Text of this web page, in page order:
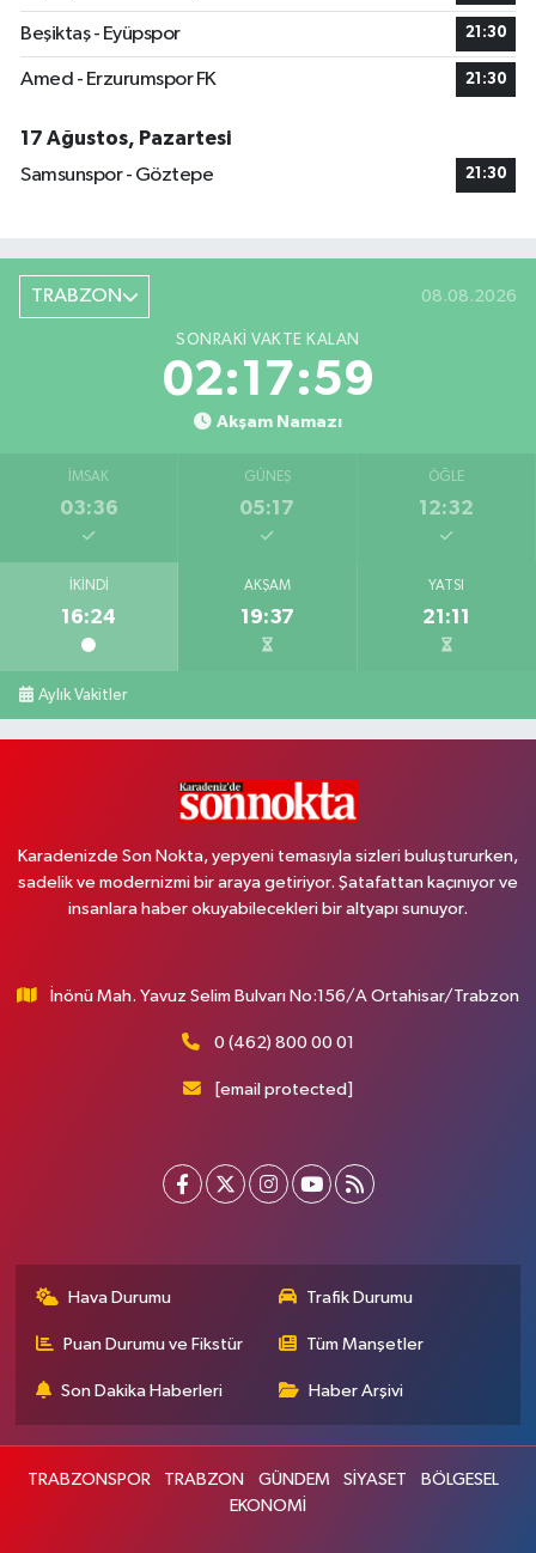
Beşiktaş - Eyüpspor 21:30
Amed - Erzurumspor FK 21:30
17 Ağustos, Pazartesi
Samsunspor - Göztepe
21:30
TRABZON 08.08.2026
SONRAKI VAKTE KALAN
02:17:58
Akşam Namazı
İMSAK
03:36
GÜNEŞ
05:17
ÖĞLE
12:32
İKINDI
16:24
AKŞAM
19:37
YATSI
21:11
Aylık Vakitler
Karadenizde Son Nokta, yepyeni temasıyla sizleri buluştururken,
sadelik ve modernizmi bir araya getiriyor. Şatafattan kaçınıyor ve
insanlara haber okuyabilecekleri bir altyapı sunuyor.
İnönü Mah. Yavuz Selim Bulvarı No:156/A Ortahisar/Trabzon
0 (462) 800 00 01
[email protected]
Hava Durumu Trafik Durumu
Puan Durumu ve Fikstür Tüm Manşetler
Son Dakika Haberleri Haber Arşivi
TRABZONSPOR TRABZON GÜNDEM SİYASET
BÖLGESEL
EKONOMİ